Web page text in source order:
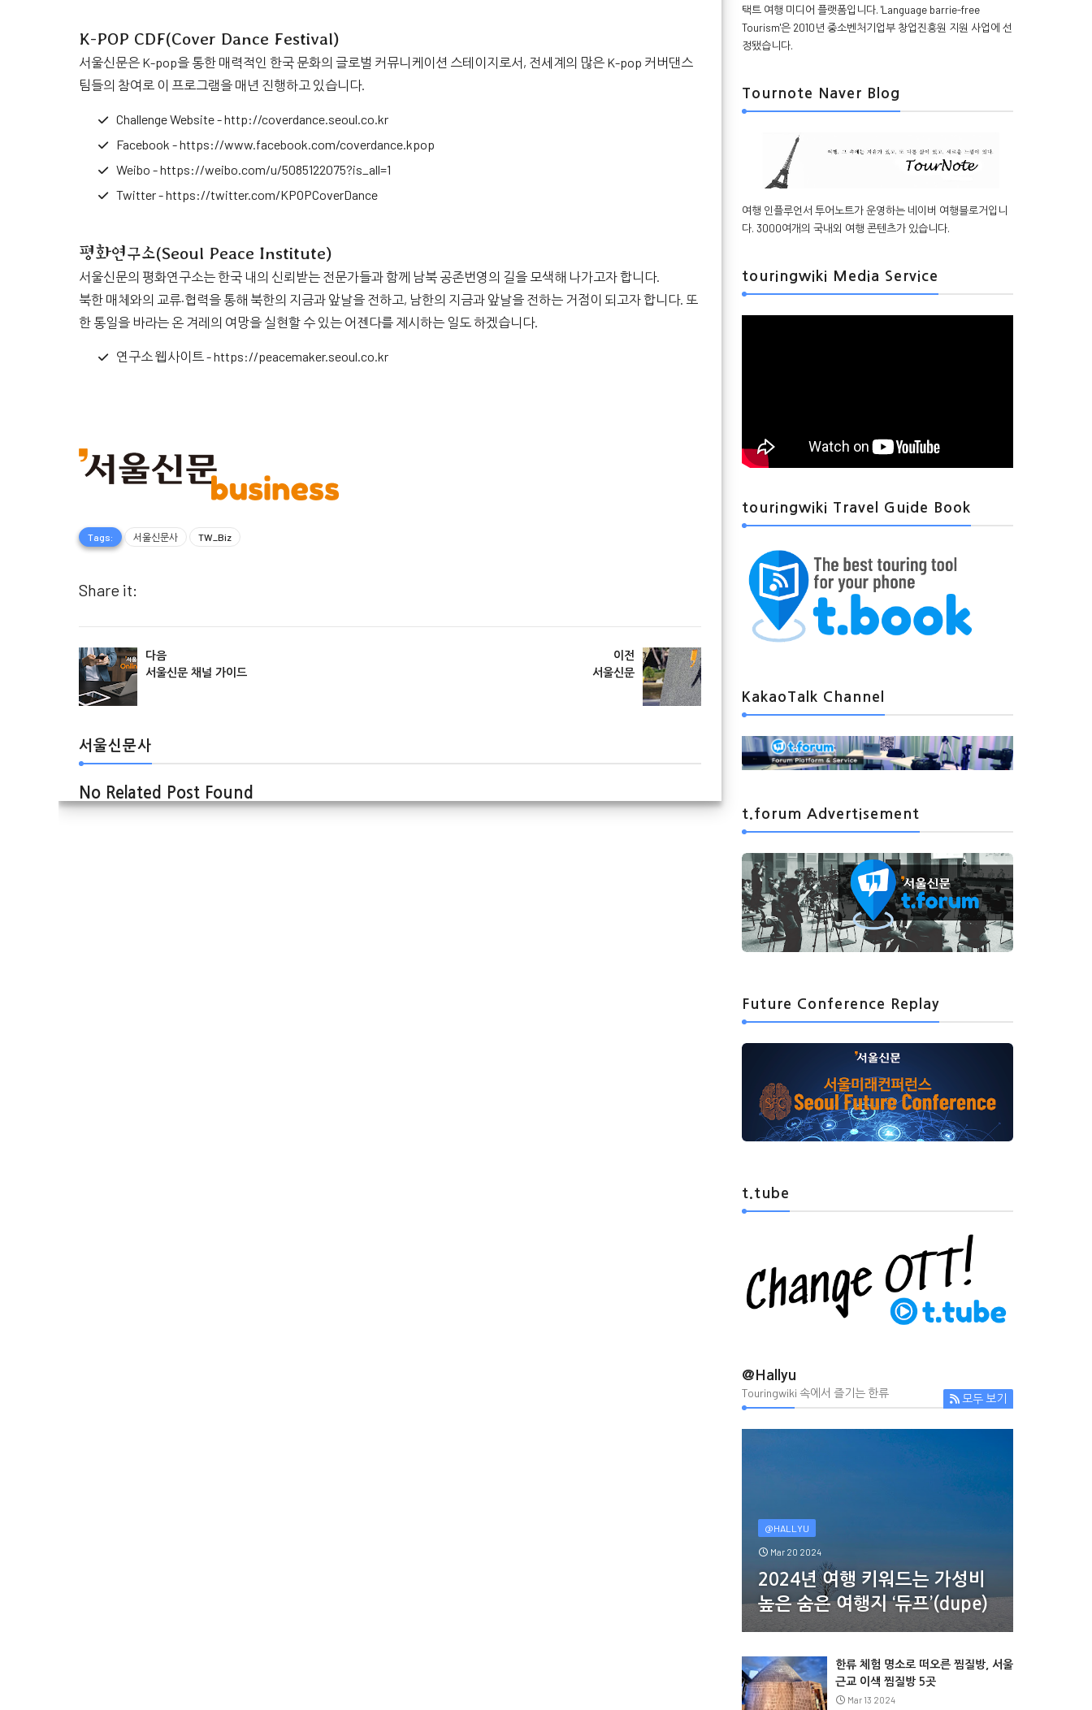
K-POP CDF(Cover Dance Festival)
서울신문은 K-pop을 통한 매력적인 한국 문화의 글로벌 커뮤니케이션 스테이지로서, 전세계의 많은 K-pop 커버댄스
팀들의 참여로 이 프로그램을 매년 진행하고 있습니다.
Challenge Website -http://coverdance.seoul.co.kr
Facebook -https://www.facebook.com/coverdance.kpop
Weibo -https://weibo.com/u/5085122075?is_all=1
Twitter -https://twitter.com/KPOPCoverDance
평화연구소(Seoul Peace Institute)
서울신문의 평화연구소는 한국 내의 신뢰받는 전문가들과 함께 남북 공존번영의 길을 모색해 나가고자 합니다.
북한 매체와의 교류·협력을 통해 북한의 지금과 앞날을 전하고, 남한의 지금과 앞날을 전하는 거점이 되고자 합니다. 또
한 통일을 바라는 온 겨레의 여망을 실현할 수 있는 어젠다를 제시하는 일도 하겠습니다.
연구소 웹사이트 -https://peacemaker.seoul.co.kr
Tags: 서울신문사 TW_Biz
Share it:
다음
서울신문 채널 가이드
이전
서울신문
서울신문사
No Related Post Found
택트 여행 미디어 플랫폼입니다. 'Language barrie-free
Tourism'은 2010년 중소벤처기업부 창업진흥원 지원 사업에 선
정됐습니다.
Tournote Naver Blog
여행 인플루언서 투어노트가 운영하는 네이버 여행블로거입니
다. 3000여개의 국내외 여행 콘텐츠가 있습니다.
touringwiki Media Service
touringwiki Travel Guide Book
KakaoTalk Channel
t.forum Advertisement
Future Conference Replay
t.tube
@Hallyu
Touringwiki 속에서 즐기는 한류 모두 보기
@HALLYU
Mar 20 2024
2024년 여행 키워드는 가성비
높은 숨은 여행지 ‘듀프’(dupe)
한류 체험 명소로 떠오른 찜질방, 서울
근교 이색 찜질방 5곳
Mar 13 2024